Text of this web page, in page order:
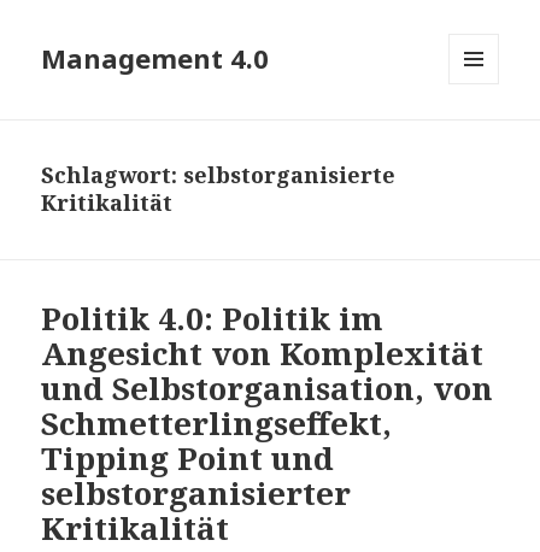
Management 4.0
Schlagwort: selbstorganisierte
Kritikalität
Politik 4.0: Politik im
Angesicht von Komplexität
und Selbstorganisation, von
Schmetterlingseffekt,
Tipping Point und
selbstorganisierter
Kritikalität